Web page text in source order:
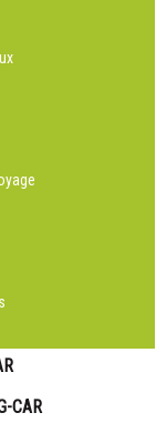
CAR